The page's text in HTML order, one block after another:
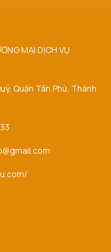
MẠI DỊCH VỤ
Quận Tân Phú, Thành